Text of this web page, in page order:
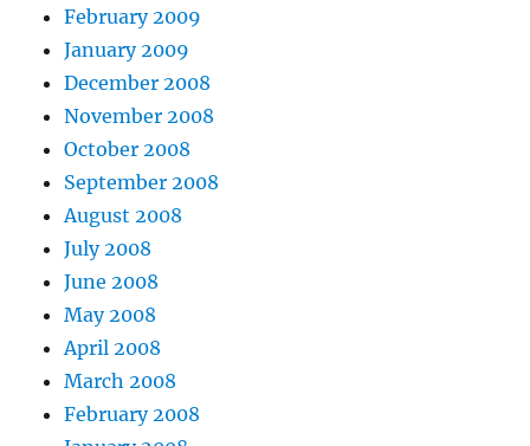
February 2009
January 2009
December 2008
November 2008
October 2008
September 2008
August 2008
July 2008
June 2008
May 2008
April 2008
March 2008
February 2008